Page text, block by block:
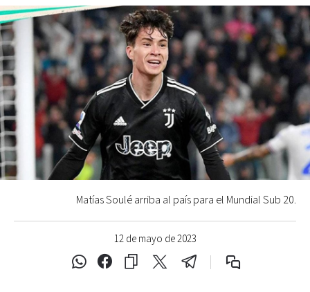
12 de mayo de 2023
Matías Soulé arriba al país para el Mundial Sub 20.